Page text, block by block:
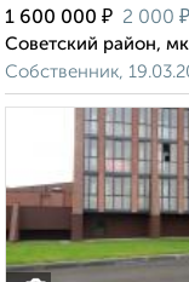
1 600 000 ₽ 2 000 ₽
Советский район,
Собственник,